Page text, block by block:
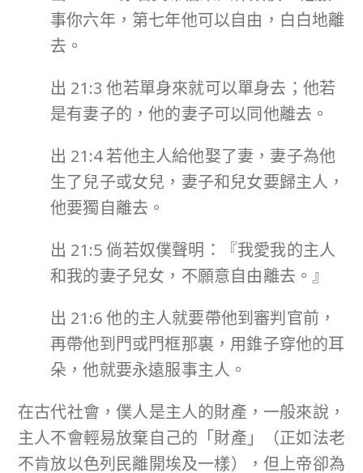
事你六年，第七年他可以自由，白白地離
去。
出 21:3 他若單身來就可以單身去；他若
是有妻子的，他的妻子可以同他離去。
出 21:4 若他主人給他娶了妻，妻子為他
生了兒子或女兒，妻子和兒女要歸主人，
他要獨自離去。
出 21:5 倘若奴僕聲明：『我愛我的主人
和我的妻子兒女，不願意自由離去。』
出 21:6 他的主人就要帶他到審判官前，
再帶他到門或門框那裏，用錐子穿他的耳
朵，他就要永遠服事主人。
在古代社會，僕人是主人的財產，一般來說，
主人不會輕易放棄自己的「財產」（正如法老
不肯放以色列民離開埃及一樣），但上帝卻為